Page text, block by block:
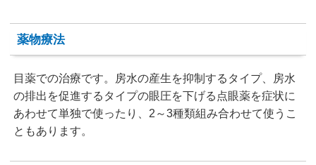
薬物療法
目薬での治療です。房水の産生を抑制するタイプ、房水
の排出を促進するタイプの眼圧を下げる点眼薬を症状に
あわせて単独で使ったり、2～3種類組み合わせて使うこ
ともあります。